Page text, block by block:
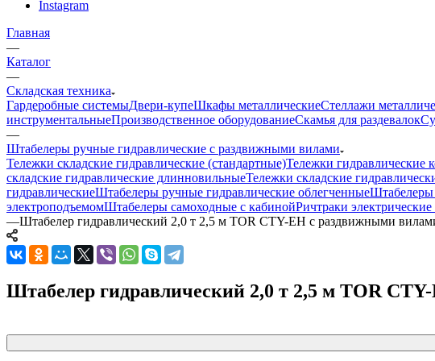
Instagram
Главная
—
Каталог
—
Складская техника
Гардеробные системыДвери-купеШкафы металлическиеСтеллажи
инструментальныеПроизводственное оборудованиеСкамья для раздевалок
—
Штабелеры ручные гидравлические с раздвижными вилами
Тележки складские гидравлические (стандартные)Тележки гидравлические
складские гидравлические длинновильныеТележки складские
гидравлическиеШтабелеры ручные гидравлические облегченныеШтабелеры
электроподъемомШтабелеры самоходные с кабинойРичтраки
—Штабелер гидравлический 2,0 т 2,5 м TOR CTY-EH с раздвижными
Штабелер гидравлический 2,0 т 2,5 м TOR